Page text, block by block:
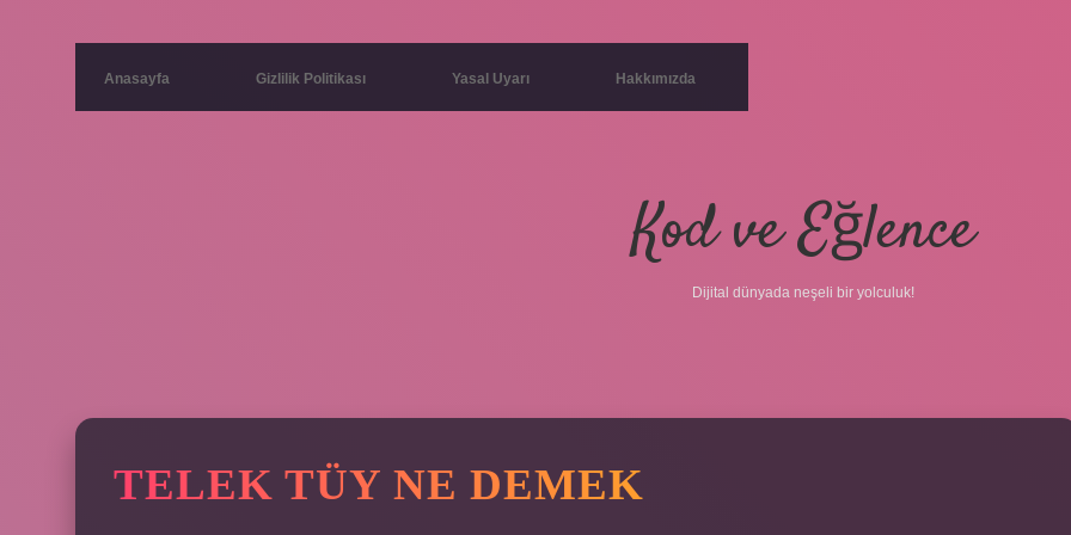
Anasayfa Gizlilik Politikası Yasal Uyarı Hakkımızda
Kod ve Eğlence
Dijital dünyada neşeli bir yolculuk!
TELEK TÜY NE DEMEK